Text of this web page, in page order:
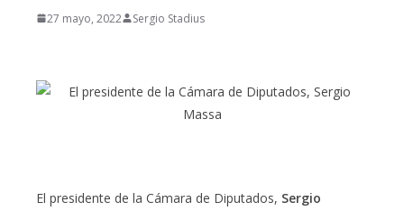
27 mayo, 2022 Sergio Stadius
El presidente de la Cámara de Diputados, Sergio